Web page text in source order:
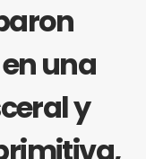
una
y